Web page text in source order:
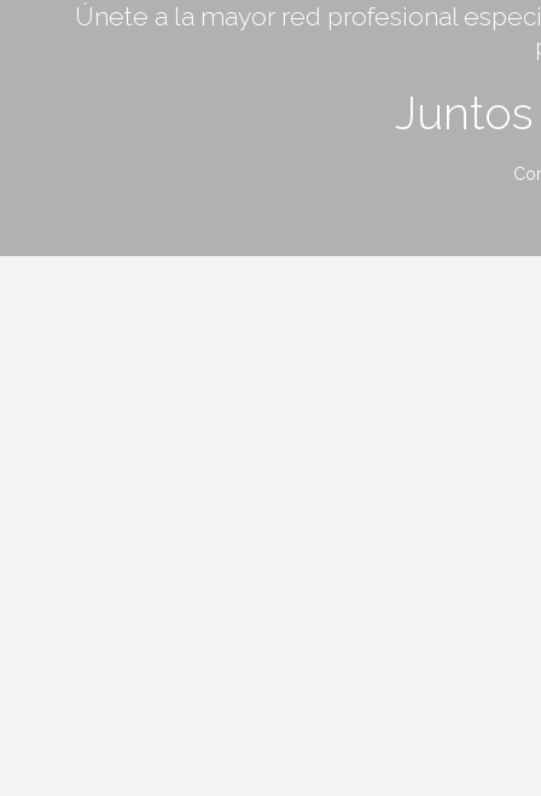
Únete a la mayor red profesional